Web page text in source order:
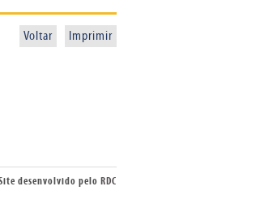
Imprimir
Voltar
desenvolvido pelo RDC